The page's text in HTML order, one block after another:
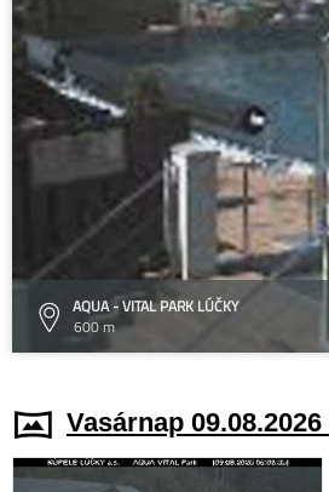
AQUA - VITAL PARK LÚČKY
600 m
Vasárnap 09.08.2026